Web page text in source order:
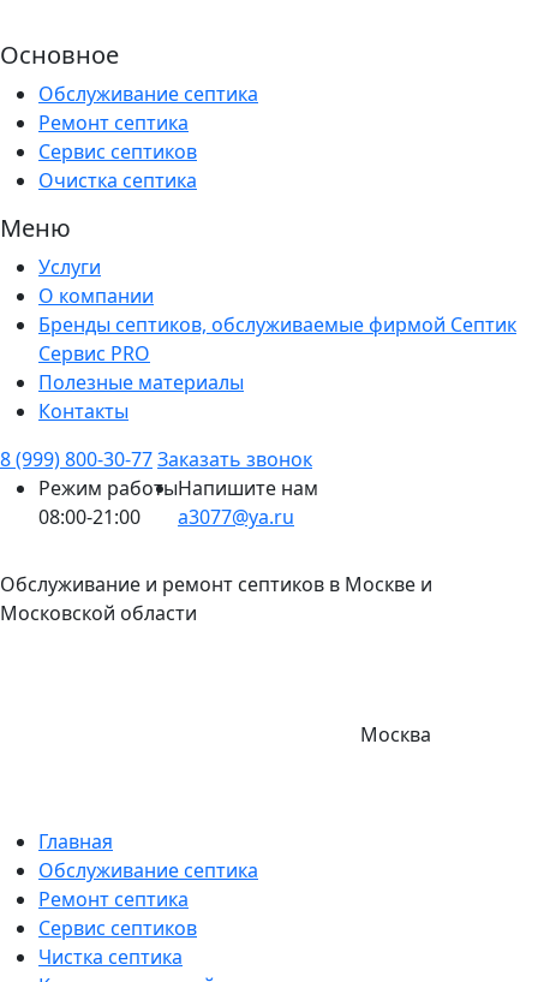
Основное
Обслуживание септика
Ремонт септика
Сервис септиков
Очистка септика
Меню
Услуги
О компании
Бренды септиков, обслуживаемые фирмой Септик
Сервис PRO
Полезные материалы
Контакты
8 (999) 800-30-77Заказать звонок
Режим работы
08:00-21:00
Напишите нам
a3077@ya.ru
Обслуживание и ремонт септиков в Москве и
Московской области
Москва
Главная
Обслуживание септика
Ремонт септика
Сервис септиков
Чистка септика